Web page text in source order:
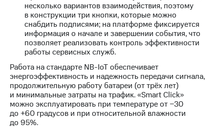
несколько вариантов взаимодействия, поэтому
в конструкции три кнопки, которые можно
снабдить подписями; на платформе фиксируется
информация о начале и завершении события, что
позволяет реализовать контроль эффективности
работы сервисных служб.
Работа на стандарте NB-IoT обеспечивает
энергоэффективность и надежность передачи сигнала,
продолжительную работу батареи (от трёх лет)
и минимальные затраты на трафик. «Smart Click»
можно эксплуатировать при температуре от −30
до +60 градусов и при относительной влажности
до 95%.